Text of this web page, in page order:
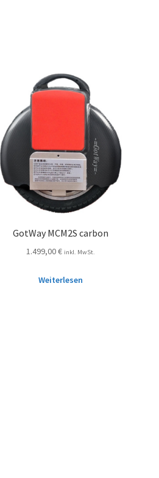
GotWay MCM2S carbon
1.499,00€ inkl. MwSt.
Weiterlesen